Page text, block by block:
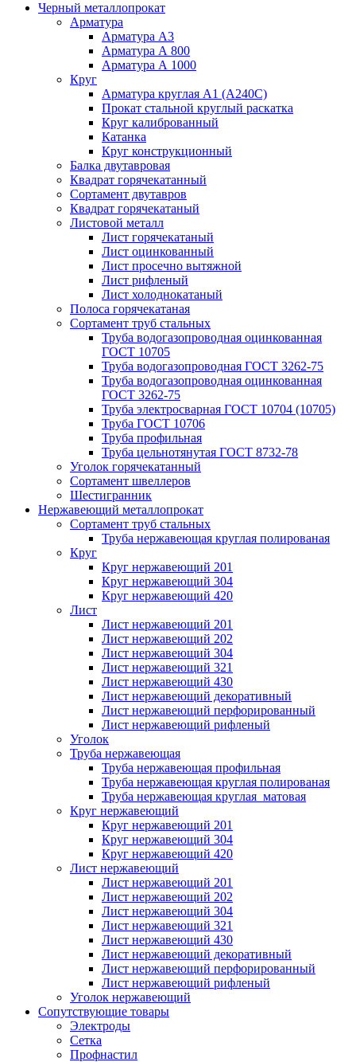
Черный металлопрокат
Арматура
Арматура А3
Арматура А 800
Арматура А 1000
Круг
Арматура круглая А1 (А240C)
Прокат стальной круглый раскатка
Круг калиброванный
Катанка
Круг конструкционный
Балка двутавровая
Квадрат горячекатанный
Сортамент двутавров
Квадрат горячекатаный
Листовой металл
Лист горячекатаный
Лист оцинкованный
Лист просечно вытяжной
Лист рифленый
Лист холоднокатаный
Полоса горячекатаная
Сортамент труб стальных
Труба водогазопроводная оцинкованная
ГОСТ 10705
Труба водогазопроводная ГОСТ 3262-75
Труба водогазопроводная оцинкованная
ГОСТ 3262-75
Труба электросварная ГОСТ 10704 (10705)
Труба ГОСТ 10706
Труба профильная
Труба цельнотянутая ГОСТ 8732-78
Уголок горячекатанный
Сортамент швеллеров
Шестигранник
Нержавеющий металлопрокат
Сортамент труб стальных
Труба нержавеющая круглая полированая
Круг
Круг нержавеющий 201
Круг нержавеющий 304
Круг нержавеющий 420
Лист
Лист нержавеющий 201
Лист нержавеющий 202
Лист нержавеющий 304
Лист нержавеющий 321
Лист нержавеющий 430
Лист нержавеющий декоративный
Лист нержавеющий перфорированный
Лист нержавеющий рифленый
Уголок
Труба нержавеющая
Труба нержавеющая профильная
Труба нержавеющая круглая полированая
Труба нержавеющая круглая матовая
Круг нержавеющий
Круг нержавеющий 201
Круг нержавеющий 304
Круг нержавеющий 420
Лист нержавеющий
Лист нержавеющий 201
Лист нержавеющий 202
Лист нержавеющий 304
Лист нержавеющий 321
Лист нержавеющий 430
Лист нержавеющий декоративный
Лист нержавеющий перфорированный
Лист нержавеющий рифленый
Уголок нержавеющий
Cопутствующие товары
Электроды
Сетка
Профнастил